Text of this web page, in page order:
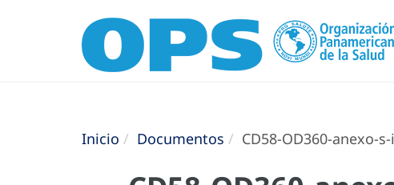
Inicio Documentos CD58-OD360-anexo-